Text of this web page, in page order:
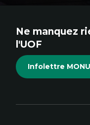
Ne manquez
l'UOF
Infolettre